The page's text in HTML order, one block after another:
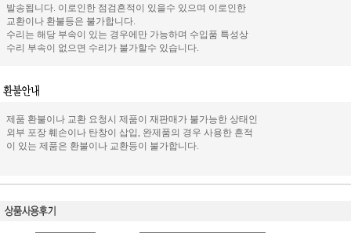
발송됩니다. 이로인한 점검흔적이 있을수 있으며 이로인한
교환이나 환불등은 불가합니다.
수리는 해당 부속이 있는 경우에만 가능하며 수입품 특성상
수리 부속이 없으면 수리가 불가할수 있습니다.
제품 환불이나 교환 요청시 제품이 재판매가 불가능한 상태인
외부 포장 훼손이나 탄창이 삽입, 완제품의 경우 사용한 흔적
이 있는 제품은 환불이나 교환등이 불가합니다.